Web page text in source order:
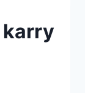
karry